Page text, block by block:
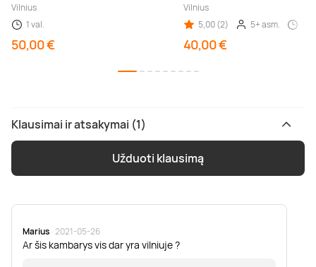
Vilnius
1 val.
50,00 €
Vilnius
5,00 (2)
5+ asm.
40,00 €
Klausimai ir atsakymai (1)
Užduoti klausimą
Marius · 2021-05-26
Ar šis kambarys vis dar yra vilniuje ?